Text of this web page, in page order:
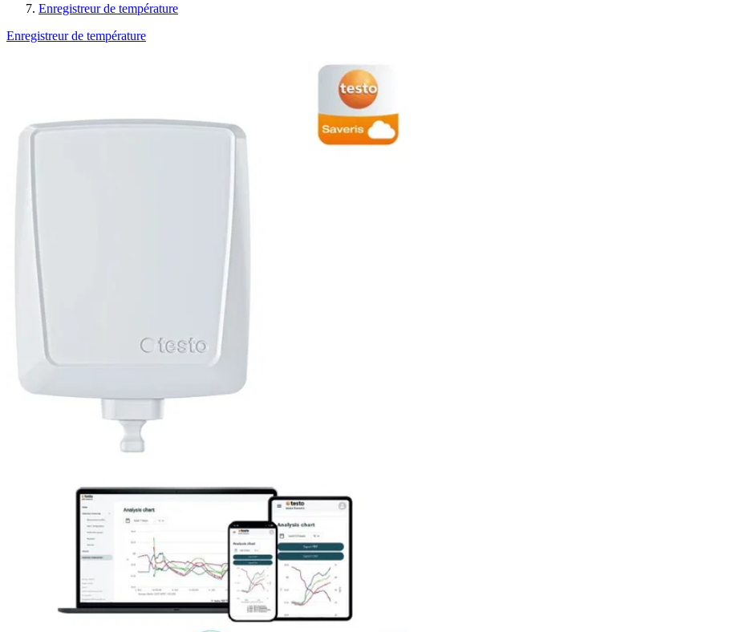
Enregistreur de température
Enregistreur de température